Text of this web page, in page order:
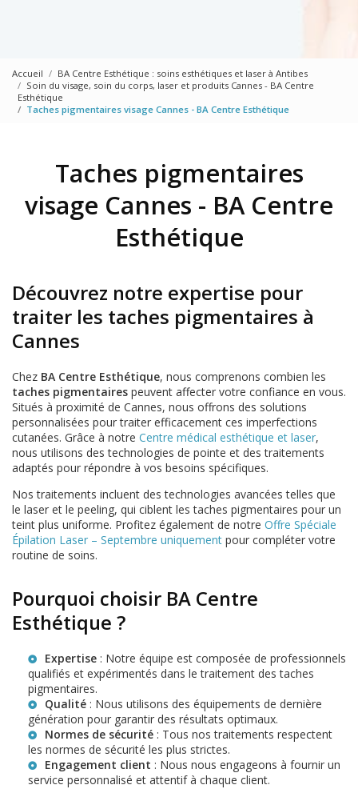
Accueil
BA Centre Esthétique : soins esthétiques et laser à Antibes
Soin du visage, soin du corps, laser et produits Cannes - BA Centre
Esthétique
Taches pigmentaires visage Cannes - BA Centre Esthétique
Taches pigmentaires
visage Cannes - BA Centre
Esthétique
Découvrez notre expertise pour
traiter les taches pigmentaires à
Cannes
Chez BA Centre Esthétique, nous comprenons combien les
taches pigmentaires peuvent affecter votre confiance en vous.
Situés à proximité de Cannes, nous offrons des solutions
personnalisées pour traiter efficacement ces imperfections
cutanées. Grâce à notre Centre médical esthétique et laser,
nous utilisons des technologies de pointe et des traitements
adaptés pour répondre à vos besoins spécifiques.
Nos traitements incluent des technologies avancées telles que
le laser et le peeling, qui ciblent les taches pigmentaires pour un
teint plus uniforme. Profitez également de notre Offre Spéciale
Épilation Laser – Septembre uniquement pour compléter votre
routine de soins.
Pourquoi choisir BA Centre
Esthétique ?
Expertise : Notre équipe est composée de professionnels
qualifiés et expérimentés dans le traitement des taches
pigmentaires.
Qualité : Nous utilisons des équipements de dernière
génération pour garantir des résultats optimaux.
Normes de sécurité : Tous nos traitements respectent
les normes de sécurité les plus strictes.
Engagement client : Nous nous engageons à fournir un
service personnalisé et attentif à chaque client.